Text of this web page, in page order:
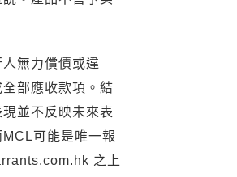
無力償債或違
部應收款項。結
並不反映未來表
可能是唯一報
之上